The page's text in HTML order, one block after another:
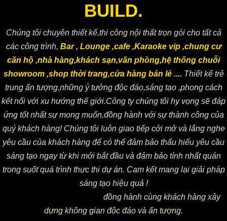
BUILD.
Chúng tôi chuyên thiết kế,thi công nội thất trọn gói cho tất cả
các công trình, Bar , Lounge ,cafe ,Karaoke vip ,chung cư
căn hộ ,nhà hàng,khách sạn,văn phòng,hệ thống chuỗi
showroom ,shop thời trang,cửa hàng bán lẻ .... Thiết kế trẻ
trung ấn tượng,những ý tưởng độc đáo,sáng tạo ,phong cách
kết nối với xu hướng thế giới.Công ty chúng tôi hy vọng sẽ đáp
ứng tốt nhất sự mong muốn,đồng hành với sự thành công của
quý khách hàng! Chúng tôi luôn giao tiếp cởi mở và lắng nghe
yêu cầu của khách hàng để có thể đảm bảo thấu hiểu yêu cầu
sáng tạo ngay từ khi mới bắt đầu và đảm bảo tính nhất quán
trong suốt quá trình thực thi dự án. Cam kết mang lại giải pháp
sáng tạo hiệu quả !
đồng hành cùng khách hàng xây
dựng không gian độc đáo và ấn tượng.